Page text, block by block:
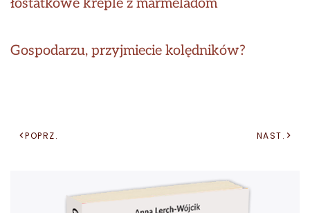
łostatkowe kreple z marmeladom
Gospodarzu, przyjmiecie kolędników?
POPRZ. NAST.